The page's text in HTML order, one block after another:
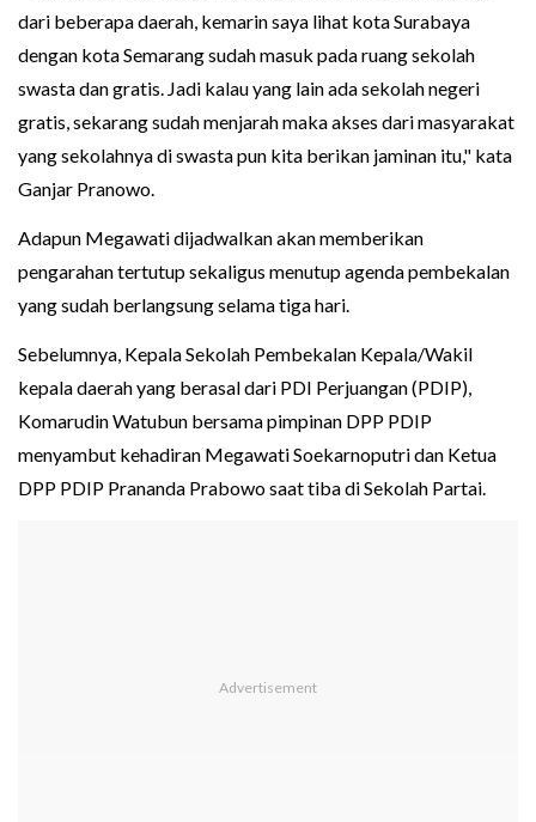
dari beberapa daerah, kemarin saya lihat kota Surabaya
dengan kota Semarang sudah masuk pada ruang sekolah
swasta dan gratis. Jadi kalau yang lain ada sekolah negeri
gratis, sekarang sudah menjarah maka akses dari masyarakat
yang sekolahnya di swasta pun kita berikan jaminan itu," kata
Ganjar Pranowo.
Adapun Megawati dijadwalkan akan memberikan
pengarahan tertutup sekaligus menutup agenda pembekalan
yang sudah berlangsung selama tiga hari.
Sebelumnya, Kepala Sekolah Pembekalan Kepala/Wakil
kepala daerah yang berasal dari PDI Perjuangan (PDIP),
Komarudin Watubun bersama pimpinan DPP PDIP
menyambut kehadiran Megawati Soekarnoputri dan Ketua
DPP PDIP Prananda Prabowo saat tiba di Sekolah Partai.